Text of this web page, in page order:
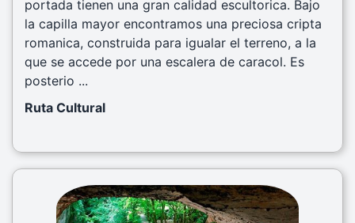
portada tienen una gran calidad escultorica. Bajo
la capilla mayor encontramos una preciosa cripta
romanica, construida para igualar el terreno, a la
que se accede por una escalera de caracol. Es
posterio ...
Ruta Cultural